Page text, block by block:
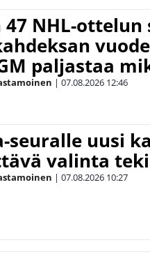
47 NHL-
paljastaa
| 07.08.2026 12:46
seuralle uusi
valinta
| 07.08.2026 10:27